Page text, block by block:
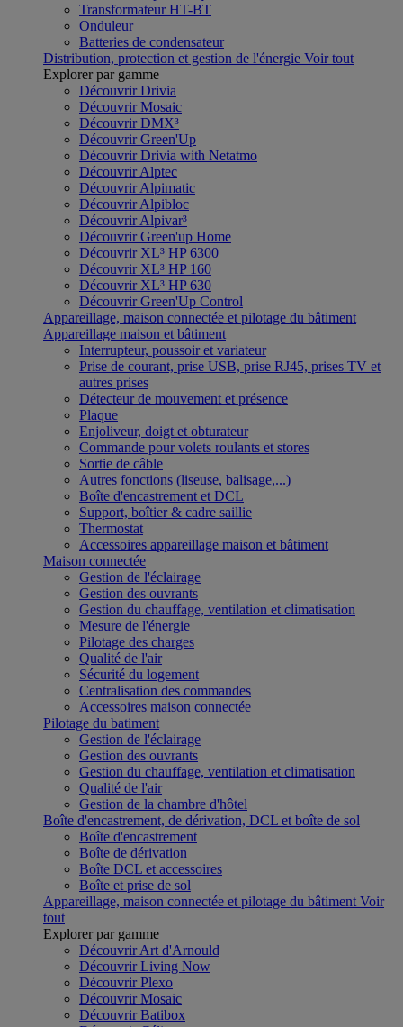
Transformateur HT-BT
Onduleur
Batteries de condensateur
Distribution, protection et gestion de l'énergie Voir tout
Explorer par gamme
Découvrir Drivia
Découvrir Mosaic
Découvrir DMX³
Découvrir Green'Up
Découvrir Drivia with Netatmo
Découvrir Alptec
Découvrir Alpimatic
Découvrir Alpibloc
Découvrir Alpivar³
Découvrir Green'up Home
Découvrir XL³ HP 6300
Découvrir XL³ HP 160
Découvrir XL³ HP 630
Découvrir Green'Up Control
Appareillage, maison connectée et pilotage du bâtiment
Appareillage maison et bâtiment
Interrupteur, poussoir et variateur
Prise de courant, prise USB, prise RJ45, prises TV et
autres prises
Détecteur de mouvement et présence
Plaque
Enjoliveur, doigt et obturateur
Commande pour volets roulants et stores
Sortie de câble
Autres fonctions (liseuse, balisage,...)
Boîte d'encastrement et DCL
Support, boîtier & cadre saillie
Thermostat
Accessoires appareillage maison et bâtiment
Maison connectée
Gestion de l'éclairage
Gestion des ouvrants
Gestion du chauffage, ventilation et climatisation
Mesure de l'énergie
Pilotage des charges
Qualité de l'air
Sécurité du logement
Centralisation des commandes
Accessoires maison connectée
Pilotage du batiment
Gestion de l'éclairage
Gestion des ouvrants
Gestion du chauffage, ventilation et climatisation
Qualité de l'air
Gestion de la chambre d'hôtel
Boîte d'encastrement, de dérivation, DCL et boîte de sol
Boîte d'encastrement
Boîte de dérivation
Boîte DCL et accessoires
Boîte et prise de sol
Appareillage, maison connectée et pilotage du bâtiment Voir
tout
Explorer par gamme
Découvrir Art d'Arnould
Découvrir Living Now
Découvrir Plexo
Découvrir Mosaic
Découvrir Batibox